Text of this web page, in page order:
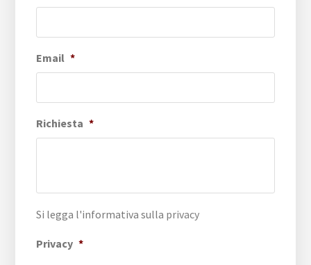
Email *
Richiesta *
Si legga l'informativa sulla privacy
Privacy *